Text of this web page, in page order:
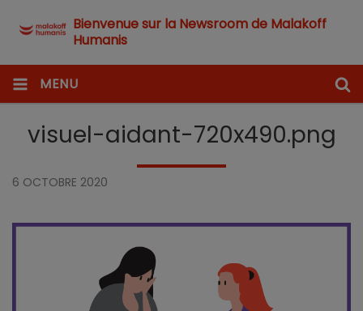
Bienvenue sur la Newsroom de Malakoff
Humanis
MENU
visuel-aidant-720x490.png
6 OCTOBRE 2020